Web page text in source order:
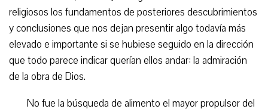
religiosos los fundamentos de posteriores descubrimientos
y conclusiones que nos dejan presentir algo todavía más
elevado e importante si se hubiese seguido en la dirección
que todo parece indicar querían ellos andar: la admiración
de la obra de Dios.
No fue la búsqueda de alimento el mayor propulsor del